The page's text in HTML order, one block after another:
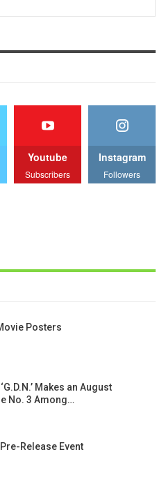
Youtube
Subscribers
Instagram
Followers
Posters
Makes an August
No. 3 Among…
Pre-Release Event